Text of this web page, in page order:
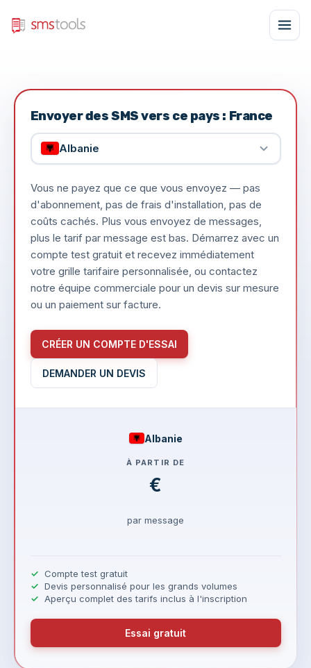
Envoyer des SMS vers ce pays : France
Albanie
Vous ne payez que ce que vous envoyez — pas
d'abonnement, pas de frais d'installation, pas de
coûts cachés. Plus vous envoyez de messages,
plus le tarif par message est bas. Démarrez avec un
compte test gratuit et recevez immédiatement
votre grille tarifaire personnalisée, ou contactez
notre équipe commerciale pour un devis sur mesure
ou un paiement sur facture.
CRÉER UN COMPTE D'ESSAI
DEMANDER UN DEVIS
Albanie
À PARTIR DE
€
par message
Compte test gratuit
Devis personnalisé pour les grands volumes
Aperçu complet des tarifs inclus à l'inscription
Essai gratuit